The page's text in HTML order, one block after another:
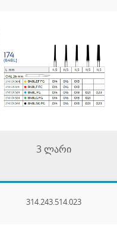
3 ლარი
314.243.514.023